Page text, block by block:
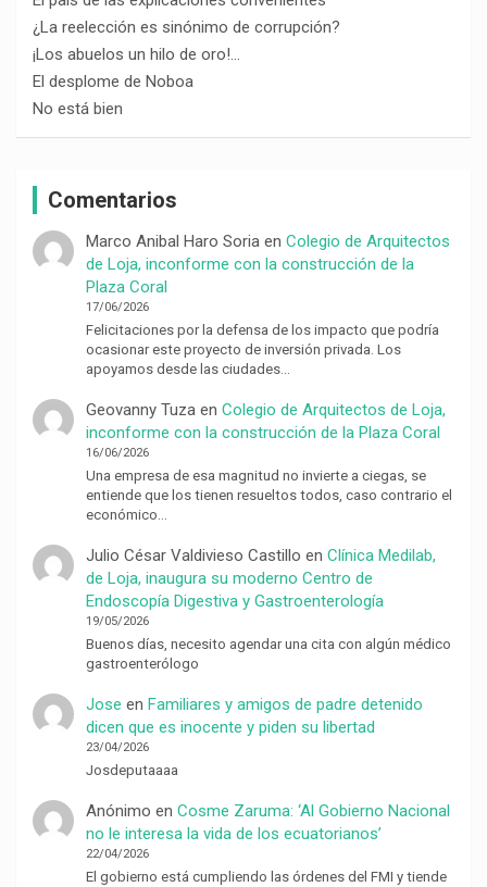
¿La reelección es sinónimo de corrupción?
¡Los abuelos un hilo de oro!…
El desplome de Noboa
No está bien
Comentarios
Marco Anibal Haro Soriaen Colegio de Arquitectos
de Loja, inconforme con la construcción de la
Plaza Coral
17/06/2026
Felicitaciones por la defensa de los impacto que podría
ocasionar este proyecto de inversión privada. Los
apoyamos desde las ciudades…
Geovanny Tuzaen Colegio de Arquitectos de Loja,
inconforme con la construcción de la Plaza Coral
16/06/2026
Una empresa de esa magnitud no invierte a ciegas, se
entiende que los tienen resueltos todos, caso contrario el
económico…
Julio César Valdivieso Castillo en Clínica Medilab,
de Loja, inaugura su moderno Centro de
Endoscopía Digestiva y Gastroenterología
19/05/2026
Buenos días, necesito agendar una cita con algún médico
gastroenterólogo
Jose en Familiares y amigos de padre detenido
dicen que es inocente y piden su libertad
23/04/2026
Josdeputaaaa
Anónimo en Cosme Zaruma: ‘Al Gobierno Nacional
no le interesa la vida de los ecuatorianos’
22/04/2026
El gobierno está cumpliendo las órdenes del FMI y tiende